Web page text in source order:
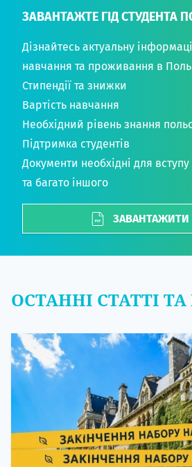
ЗАВАНТАЖТЕ ГІД СТУДЕНТА
Дізнайтесь актуальну
навчання та проживання в
Стипендії та знижки
Вартість навчання
Необхідний рівень знання
Підтримка студентів
Документи необхідні для вступу
та багато іншого
ЗАВАНТАЖИТИ
ОСТАННІ СТАТТІ